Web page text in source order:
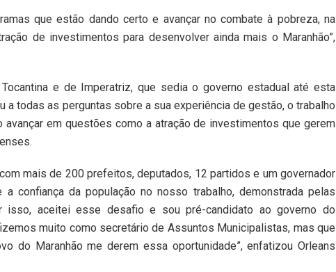
que estão dando certo e avançar no combate à pobreza, na
de investimentos para desenvolver ainda mais o Maranhão”,
e de Imperatriz, que sedia o governo estadual até esta
a todas as perguntas sobre a sua experiência de gestão, o trabalho
em questões como a atração de investimentos que gerem
mais de 200 prefeitos, deputados, 12 partidos e um governador
confiança da população no nosso trabalho, demonstrada pelas
isso, aceitei esse desafio e sou pré-candidato ao governo do
muito como secretário de Assuntos Municipalistas, mas que
do Maranhão me derem essa oportunidade”, enfatizou Orleans